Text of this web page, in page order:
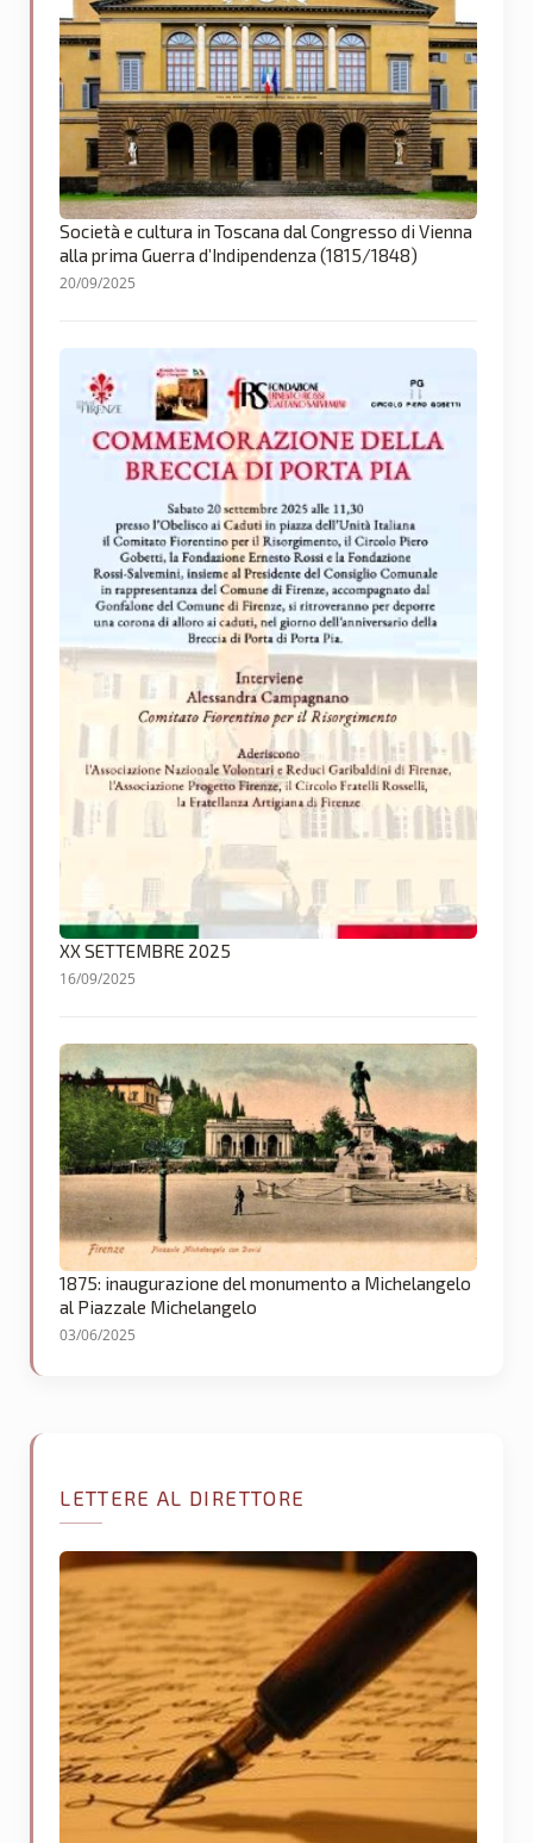
Società e cultura in Toscana dal Congresso di Vienna
alla prima Guerra d’Indipendenza (1815/1848)
20/09/2025
XX SETTEMBRE 2025
16/09/2025
1875: inaugurazione del monumento a Michelangelo
al Piazzale Michelangelo
03/06/2025
LETTERE AL DIRETTORE